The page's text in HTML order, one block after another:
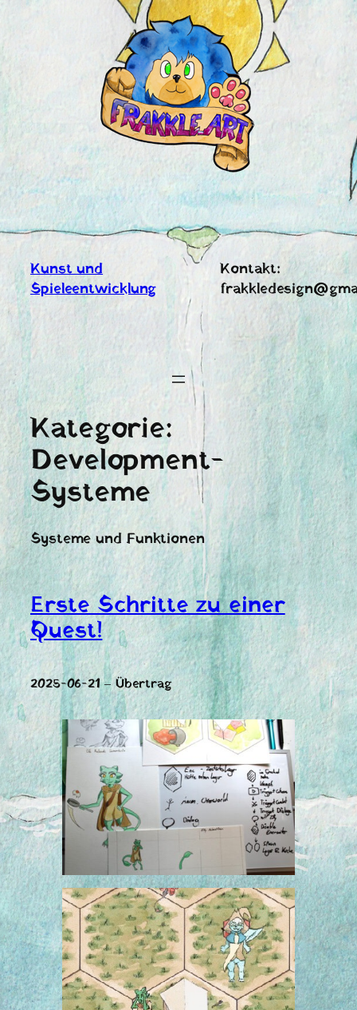
Kunst und
Spieleentwicklung
Kontakt:
Kategorie:
Development-
Systeme
Systeme und Funktionen
Erste Schritte zu einer
Quest!
2025-06-21 – Übertrag